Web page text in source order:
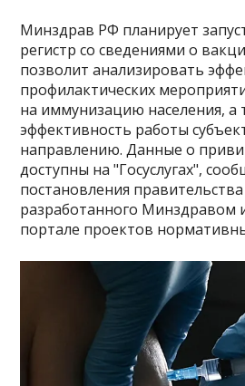
Минздрав РФ планирует
регистр со сведениями о
позволит анализировать
профилактических
на иммунизацию населения, а
эффективность работы
направлению. Данные о
доступны на "Госуслугах",
постановления
разработанного Минздравом
портале проектов